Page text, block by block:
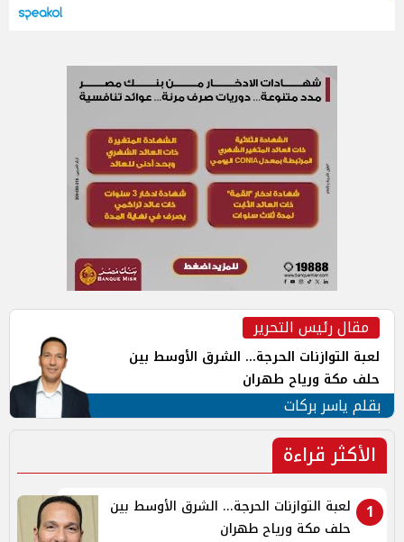
مقال رئيس التحرير
لعبة التوازنات الحرجة... الشرق الأوسط بين
حلف مكة ورياح طهران
بقلم ياسر بركات
الأكثر قراءة
1
لعبة التوازنات الحرجة... الشرق الأوسط بين
حلف مكة ورياح طهران